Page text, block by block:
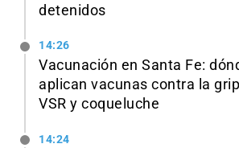
detenidos
14:26
Vacunación en Santa Fe:
aplican vacunas contra la
VSR y coqueluche
14:24